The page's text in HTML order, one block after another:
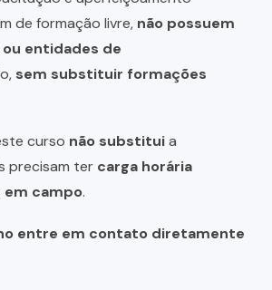
de formação livre, não possuem
entidades de
sem substituir formações
curso não substituia
precisam ter carga horária
em campo.
entre em contato diretamente